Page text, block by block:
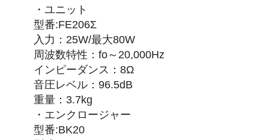
・ユニット
型番:FE206Σ
入力：25W/最大80W
周波数特性：fo～20,000Hz
インピーダンス：8Ω
音圧レベル：96.5dB
重量：3.7kg
・エンクロージャー
型番:BK20